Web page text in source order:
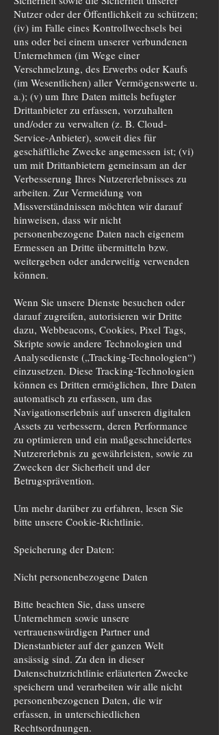
Nutzer oder der Öffentlichkeit zu schützen;
(iv) im Falle eines Kontrollwechsels bei
uns oder bei einem unserer verbundenen
Unternehmen (im Wege einer
Verschmelzung, des Erwerbs oder Kaufs
(im Wesentlichen) aller Vermögenswerte u.
a.); (v) um Ihre Daten mittels befugter
Drittanbieter zu erfassen, vorzuhalten
und/oder zu verwalten (z. B. Cloud-
Service-Anbieter), soweit dies für
geschäftliche Zwecke angemessen ist; (vi)
um mit Drittanbietern gemeinsam an der
Verbesserung Ihres Nutzererlebnisses zu
arbeiten. Zur Vermeidung von
Missverständnissen möchten wir darauf
hinweisen, dass wir nicht
personenbezogene Daten nach eigenem
Ermessen an Dritte übermitteln bzw.
weitergeben oder anderweitig verwenden
können.
Wenn Sie unsere Dienste besuchen oder
darauf zugreifen, autorisieren wir Dritte
dazu, Webbeacons, Cookies, Pixel Tags,
Skripte sowie andere Technologien und
Analysedienste („Tracking-Technologien“)
einzusetzen. Diese Tracking-Technologien
können es Dritten ermöglichen, Ihre Daten
automatisch zu erfassen, um das
Navigationserlebnis auf unseren digitalen
Assets zu verbessern, deren Performance
zu optimieren und ein maßgeschneidertes
Nutzererlebnis zu gewährleisten, sowie zu
Zwecken der Sicherheit und der
Betrugsprävention.
Um mehr darüber zu erfahren, lesen Sie
bitte unsere Cookie-Richtlinie.
Speicherung der Daten:
Nicht personenbezogene Daten
Bitte beachten Sie, dass unsere
Unternehmen sowie unsere
vertrauenswürdigen Partner und
Dienstanbieter auf der ganzen Welt
ansässig sind. Zu den in dieser
Datenschutzrichtlinie erläuterten Zwecke
speichern und verarbeiten wir alle nicht
personenbezogenen Daten, die wir
erfassen, in unterschiedlichen
Rechtsordnungen.